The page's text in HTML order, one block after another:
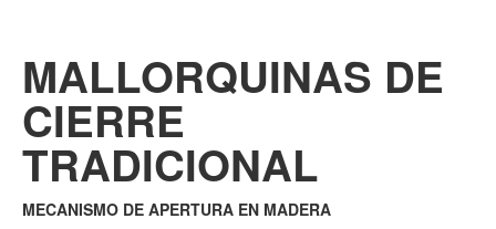
MALLORQUINAS DE
CIERRE
TRADICIONAL
MECANISMO DE APERTURA EN MADERA